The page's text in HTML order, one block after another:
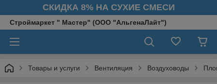
СКИДКА 8% НА СУХИЕ СМЕСИ
Строймаркет " Мастер" (ООО "АльгенаЛайт")
Товары и услуги Вентиляция Воздуховоды